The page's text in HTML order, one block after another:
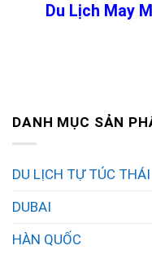
Du Lịch May
DANH MỤC SẢN
DU LỊCH TỰ TÚC
DUBAI
HÀN QUỐC